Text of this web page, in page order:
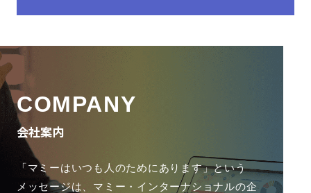
COMPANY
会社案内
「マミーはいつも人のためにあります」という
メッセージは、 マミー・インターナショナルの企